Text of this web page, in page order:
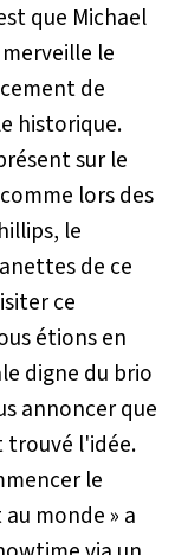
que Michael
le
de
historique.
sur le
lors des
le
de ce
ce
étions en
digne du brio
annoncer que
trouvé l'idée.
le
monde » a